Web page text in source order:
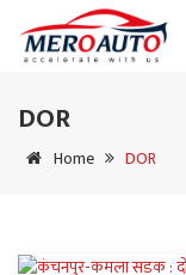
DOR
Home DOR